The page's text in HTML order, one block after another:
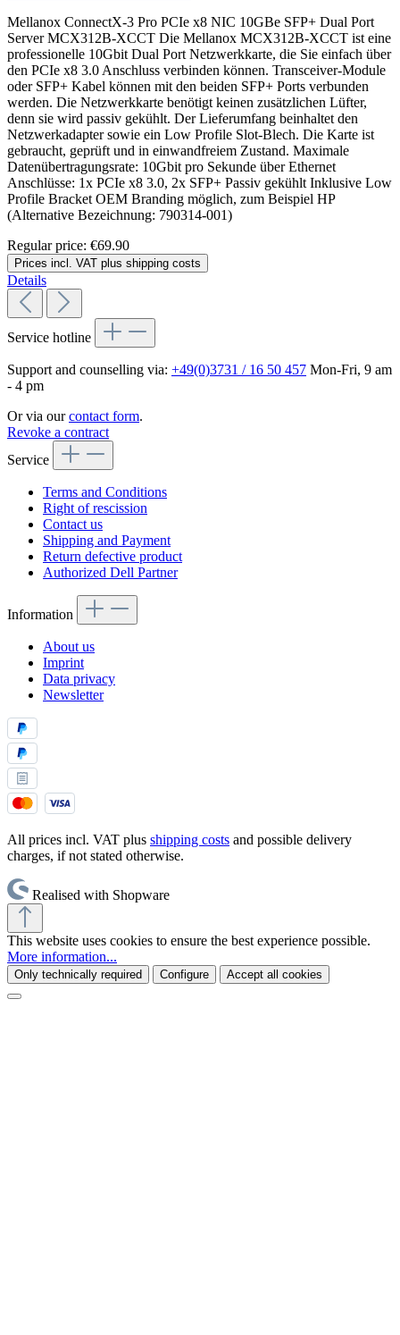
Mellanox ConnectX-3 Pro PCIe x8 NIC 10GBe SFP+ Dual Port
Server MCX312B-XCCT Die Mellanox MCX312B-XCCT ist eine
professionelle 10Gbit Dual Port Netzwerkkarte, die Sie einfach über
den PCIe x8 3.0 Anschluss verbinden können. Transceiver-Module
oder SFP+ Kabel können mit den beiden SFP+ Ports verbunden
werden. Die Netzwerkkarte benötigt keinen zusätzlichen Lüfter,
denn sie wird passiv gekühlt. Der Lieferumfang beinhaltet den
Netzwerkadapter sowie ein Low Profile Slot-Blech. Die Karte ist
gebraucht, geprüft und in einwandfreiem Zustand. Maximale
Datenübertragungsrate: 10Gbit pro Sekunde über Ethernet
Anschlüsse: 1x PCIe x8 3.0, 2x SFP+ Passiv gekühlt Inklusive Low
Profile Bracket OEM Branding möglich, zum Beispiel HP
(Alternative Bezeichnung: 790314-001)
Regular price: €69.90
Prices incl. VAT plus shipping costs
Details
Service hotline
Support and counselling via: +49(0)3731 / 16 50 457 Mon-Fri, 9 am
- 4 pm
Or via ourcontact form.
Revoke a contract
Service
Terms and Conditions
Right of rescission
Contact us
Shipping and Payment
Return defective product
Authorized Dell Partner
Information
About us
Imprint
Data privacy
Newsletter
All prices incl. VAT plus shipping costs and possible delivery
charges, if not stated otherwise.
Realised with Shopware
This website uses cookies to ensure the best experience possible.
More information...
Only technically required Configure Accept all cookies